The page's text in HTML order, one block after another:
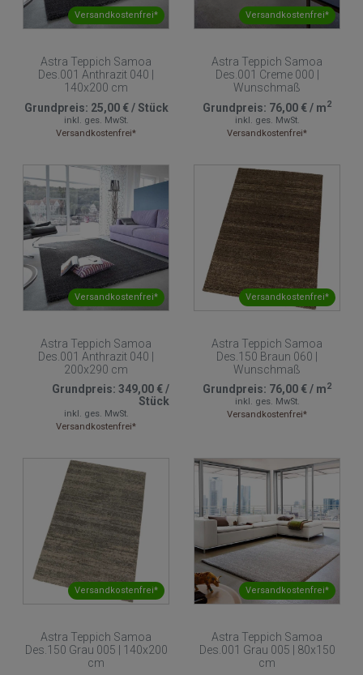
Versandkostenfrei*
Astra Teppich Samoa
Des.001 Anthrazit 040 |
140x200 cm
Grundpreis: 25,00 €/Stück
inkl. ges. MwSt.
Versandkostenfrei*
Versandkostenfrei*
Astra Teppich Samoa
Des.001 Creme 000 |
Wunschmaß
Grundpreis: 76,00 €/ m2
inkl. ges. MwSt.
Versandkostenfrei*
Versandkostenfrei*
Astra Teppich Samoa
Des.001 Anthrazit 040 |
200x290 cm
Grundpreis: 349,00 €/
Stück
inkl. ges. MwSt.
Versandkostenfrei*
Versandkostenfrei*
Astra Teppich Samoa
Des.150 Braun 060 |
Wunschmaß
Grundpreis: 76,00 €/ m2
inkl. ges. MwSt.
Versandkostenfrei*
Versandkostenfrei*
Astra Teppich Samoa
Des.150 Grau 005 | 140x200
cm
Versandkostenfrei*
Astra Teppich Samoa
Des.001 Grau 005 | 80x150
cm